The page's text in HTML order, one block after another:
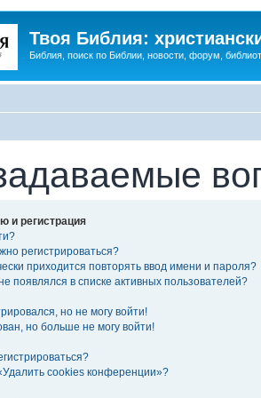
Твоя Библия:
Библия, поиск по Библии, новости, форум,
и регистрация
регистрироваться?
приходится повторять ввод имени и пароля?
появлялся в списке активных пользователей?
но не могу войти!
но больше не могу войти!
cookies конференции»?